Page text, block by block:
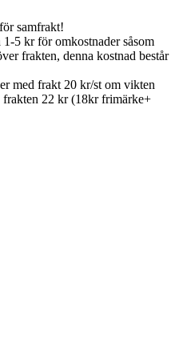
samfrakt!
1-5 kr för omkostnader såsom
frakten, denna kostnad består
med frakt 20 kr/st om vikten
22 kr (18kr frimärke+